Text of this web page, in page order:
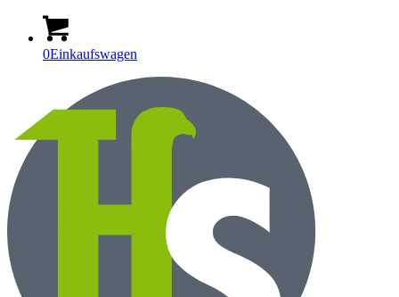
0Einkaufswagen